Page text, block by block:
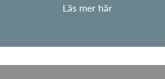
Läs mer här